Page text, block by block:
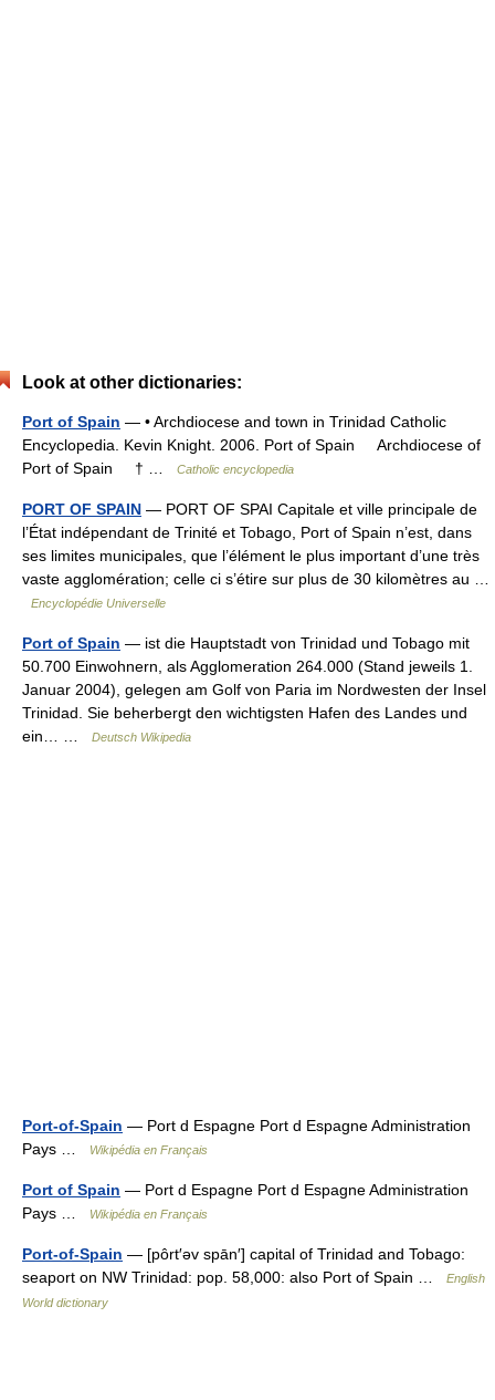
Look at other dictionaries:
Port of Spain — • Archdiocese and town in Trinidad Catholic
Encyclopedia. Kevin Knight. 2006. Port of Spain Archdiocese of
Port of Spain † …
Catholic encyclopedia
PORT OF SPAIN — PORT OF SPAI Capitale et ville principale de
l’État indépendant de Trinité et Tobago, Port of Spain n’est, dans
ses limites municipales, que l’élément le plus important d’une très
vaste agglomération; celle ci s’étire sur plus de 30 kilomètres au …
Encyclopédie Universelle
Port of Spain — ist die Hauptstadt von Trinidad und Tobago mit
50.700 Einwohnern, als Agglomeration 264.000 (Stand jeweils 1.
Januar 2004), gelegen am Golf von Paria im Nordwesten der Insel
Trinidad. Sie beherbergt den wichtigsten Hafen des Landes und
ein… …
Deutsch Wikipedia
Port-of-Spain — Port d Espagne Port d Espagne Administration
Pays …
Wikipédia en Français
Port of Spain — Port d Espagne Port d Espagne Administration
Pays …
Wikipédia en Français
Port-of-Spain — [pôrt′əv spān′] capital of Trinidad and Tobago:
seaport on NW Trinidad: pop. 58,000: also Port of Spain …
English
World dictionary